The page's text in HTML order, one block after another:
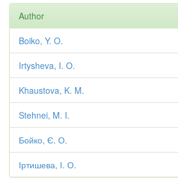
Author
Boiko, Y. O.
Irtysheva, I. O.
Khaustova, K. M.
Stehnei, M. I.
Бойко, Є. О.
Іртишева, І. О.